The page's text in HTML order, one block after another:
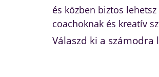
és közben biztos
coachoknak és kreatív
Válaszd ki a